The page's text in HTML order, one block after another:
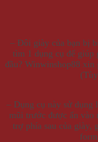
– Đôi giày của bạn bị
tìm 1 dụng cụ để giúp
đầu? Winwinshop88
– Dụng cụ này sử dụng
mũi trước được ấn vào
trợ phía sau của giày,